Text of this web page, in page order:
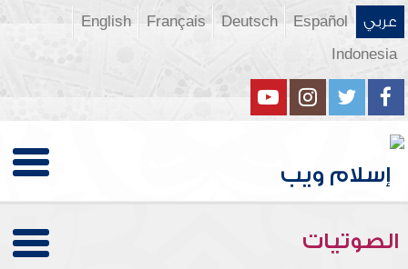
عربي Español
Deutsch
Français
English
Indonesia
الصوتيات